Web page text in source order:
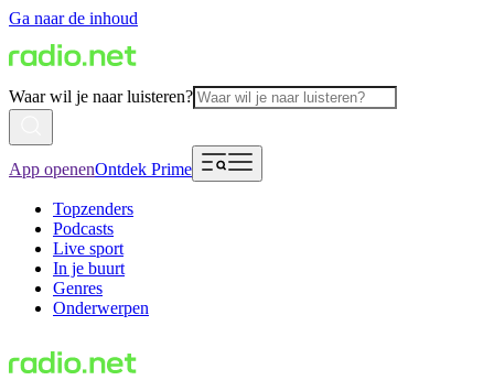
Ga naar de inhoud
Waar wil je naar luisteren?
App openenOntdek Prime
Topzenders
Podcasts
Live sport
In je buurt
Genres
Onderwerpen